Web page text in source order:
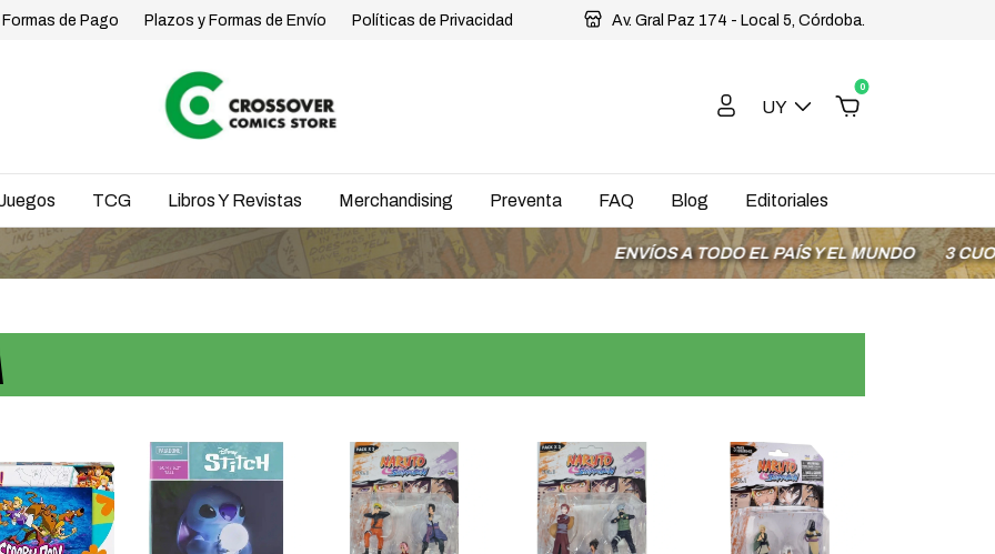
Formas de Pago Plazos y Formas de Envío Políticas de Privacidad Av. Gral Paz 174 - Local 5, Córdoba.
UY
0
TCG Libros Y Revistas Merchandising Preventa FAQ Blog Editoriales
ENVÍOS A TODO EL PAÍS Y EL MUNDO 3 CUOTAS SIN